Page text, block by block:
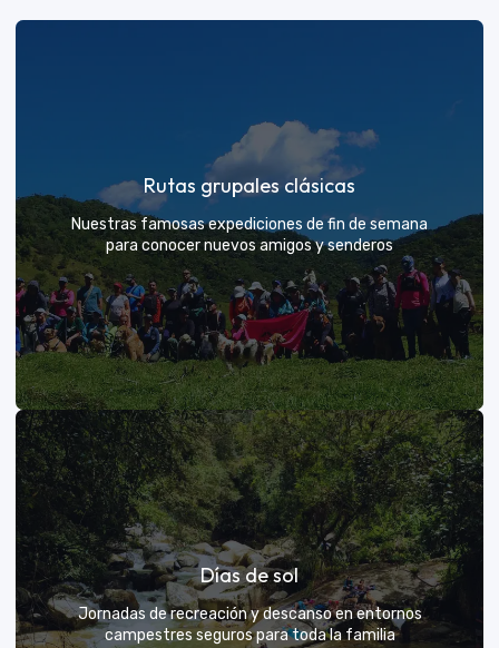
Rutas grupales clásicas
Nuestras famosas expediciones de fin de semana
para conocer nuevos amigos y senderos
Rutas grupales clásicas
Únete a la manada y descubre nuevos senderos
Días de sol
Jornadas de recreación y descanso en entornos
campestres seguros para toda la familia